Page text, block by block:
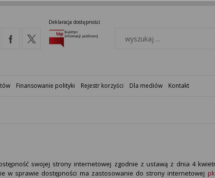
Deklaracja dostępności
Finansowanie polityki Rejestr korzyści Dla mediów Kontakt
swojej strony internetowej zgodnie z ustawą z dnia 4
w sprawie dostępności ma zastosowanie do strony internetowej